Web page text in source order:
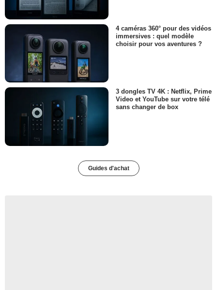
4 caméras 360° pour des vidéos
immersives : quel modèle
choisir pour vos aventures ?
3 dongles TV 4K : Netflix, Prime
Video et YouTube sur votre télé
sans changer de box
Guides d'achat